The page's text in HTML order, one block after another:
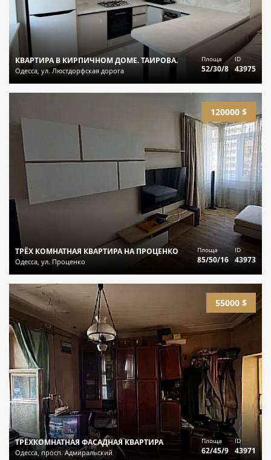
КВАРТИРА В КИРПИЧНОМ ДОМЕ. ТАИРОВА.
Одесса, ул. Люстдорфская дорога
Площа
52/30/8
ID
43975
120000 $
ТРЁХ КОМНАТНАЯ КВАРТИРА НА ПРОЦЕНКО
Одесса, ул. Проценко
Площа
85/50/16
ID
43973
55000 $
ТРЁХКОМНАТНАЯ ФАСАДНАЯ КВАРТИРА
Одесса, просп. Адмиральский
Площа
62/45/9
ID
43971